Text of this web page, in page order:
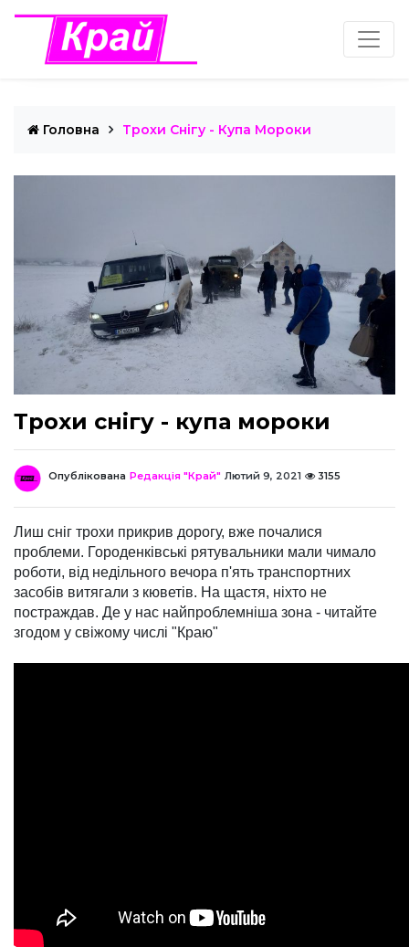
Головна Трохи Снігу - Купа Мороки
Трохи снігу - купа мороки
Опублікована Редакція "Край" Лютий 9, 2021 3155
Лиш сніг трохи прикрив дорогу, вже почалися
проблеми. Городенківські рятувальники мали чимало
роботи, від недільного вечора п'ять транспортних
засобів витягали з кюветів. На щастя, ніхто не
постраждав. Де у нас найпроблемніша зона - читайте
згодом у свіжому числі "Краю"